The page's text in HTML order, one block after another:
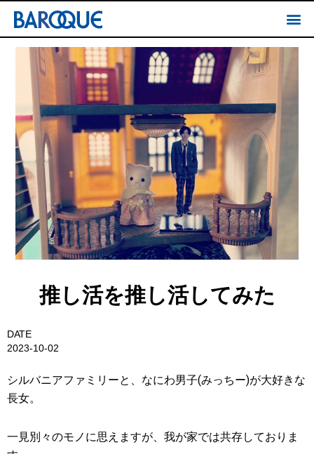
推し活を推し活してみた
DATE
2023-10-02
シルバニアファミリーと、なにわ男子(みっちー)が大好きな
長女。
一見別々のモノに思えますが、我が家では共存しておりま